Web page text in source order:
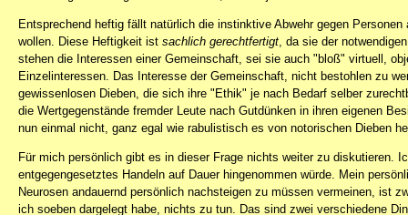
Entsprechend heftig fällt natürlich die instinktive Abwehr gegen
wollen. Diese Heftigkeit ist sachlich gerechtfertigt , da sie der
stehen die Interessen einer Gemeinschaft, sei sie auch "bloß" virtuell,
Einzelinteressen. Das Interesse der Gemeinschaft, nicht bestohlen zu
gewissenlosen Dieben, die sich ihre "Ethik" je nach Bedarf selber
die Wertgegenstände fremder Leute nach Gutdünken in ihren eigenen
nun einmal nicht, ganz egal wie rabulistisch es von notorischen Dieben
Für mich persönlich gibt es in dieser Frage nichts weiter zu diskutieren.
entgegengesetztes Handeln auf Dauer hingenommen würde. Mein
Neurosen andauernd persönlich nachsteigen zu müssen vermeinen, ist
ich soeben dargelegt habe, nichts zu tun. Das sind zwei verschiedene